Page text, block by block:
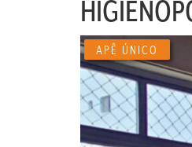
APÊ ÚNICO